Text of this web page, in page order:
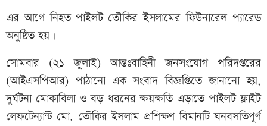
এর আগে নিহত পাইলট তৌকির ইসলামের ফিউনারেল প্যারেড
অনুষ্ঠিত হয়।
সোমবার (২১ জুলাই) আন্তঃবাহিনী জনসংযোগ পরিদপ্তরের
(আইএসপিআর) পাঠানো এক সংবাদ বিজ্ঞপ্তিতে জানানো হয়,
দুর্ঘটনা মোকাবিলা ও বড় ধরনের ক্ষয়ক্ষতি এড়াতে পাইলট ফ্লাইট
লেফটেন্যান্ট মো. তৌকির ইসলাম প্রশিক্ষণ বিমানটি ঘনবসতিপূর্ণ